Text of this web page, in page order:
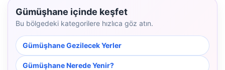
Gümüşhane içinde keşfet
Bu bölgedeki kategorilere hızlıca göz atın.
Gümüşhane Gezilecek Yerler
Gümüşhane Nerede Yenir?